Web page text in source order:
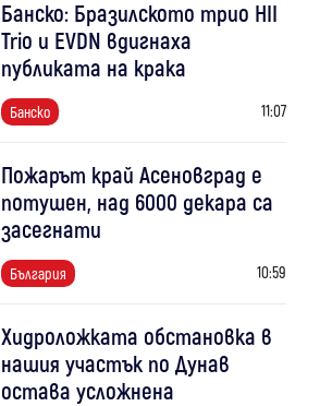
Банско: Бразилското трио HII
Trio и EVDN вдигнаха
публиката на крака
Банско 11:07
Пожарът край Асеновград е
потушен, над 6000 декара са
засегнати
България 10:59
Хидроложката обстановка в
нашия участък по Дунав
остава усложнена